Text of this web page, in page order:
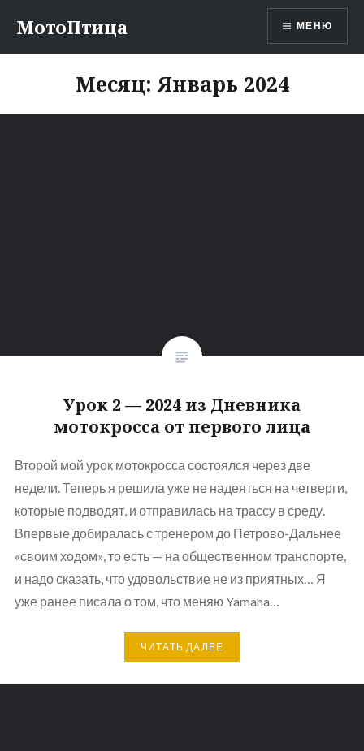
содержимому
МотоПтица МЕНЮ
Месяц: Январь 2024
Урок 2 — 2024 из Дневника
мотокросса от первого лица
Второй мой урок мотокросса состоялся через две
недели. Теперь я решила уже не надеяться на четверги,
которые подводят, и отправилась на трассу в среду.
Впервые добиралась с тренером до Петрово-Дальнее
«своим ходом», то есть — на общественном транспорте,
и надо сказать, что удовольствие не из приятных… Я
уже ранее писала о том, что меняю Yamaha…
ЧИТАТЬ ДАЛЕЕ